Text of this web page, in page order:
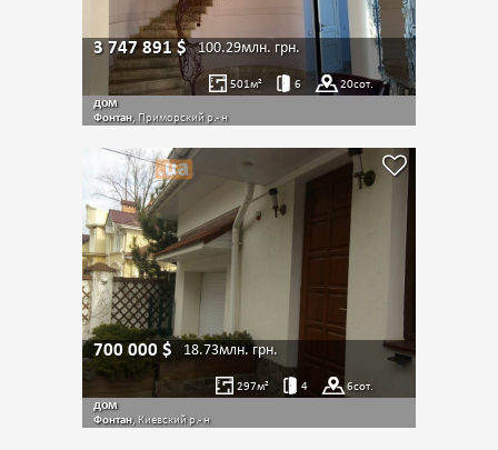
3 747 891$ 100.29млн. грн.
501м² 6 20сот.
дом
Фонтан, Приморский р.- н
700 000 $ 18.73млн. грн.
297м² 4 6сот.
дом
Фонтан, Киевский р.- н